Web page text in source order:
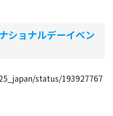
ショナルデーイベン
status/193927767